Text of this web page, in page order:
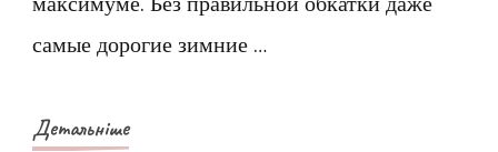
самые дорогие зимние …
Детальніше